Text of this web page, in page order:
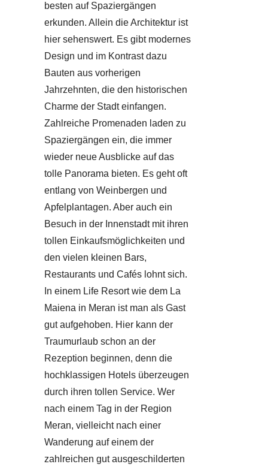
besten auf Spaziergängen
erkunden. Allein die Architektur ist
hier sehenswert. Es gibt modernes
Design und im Kontrast dazu
Bauten aus vorherigen
Jahrzehnten, die den historischen
Charme der Stadt einfangen.
Zahlreiche Promenaden laden zu
Spaziergängen ein, die immer
wieder neue Ausblicke auf das
tolle Panorama bieten. Es geht oft
entlang von Weinbergen und
Apfelplantagen. Aber auch ein
Besuch in der Innenstadt mit ihren
tollen Einkaufsmöglichkeiten und
den vielen kleinen Bars,
Restaurants und Cafés lohnt sich.
In einem Life Resort wie dem La
Maiena in Meran ist man als Gast
gut aufgehoben. Hier kann der
Traumurlaub schon an der
Rezeption beginnen, denn die
hochklassigen Hotels überzeugen
durch ihren tollen Service. Wer
nach einem Tag in der Region
Meran, vielleicht nach einer
Wanderung auf einem der
zahlreichen gut ausgeschilderten